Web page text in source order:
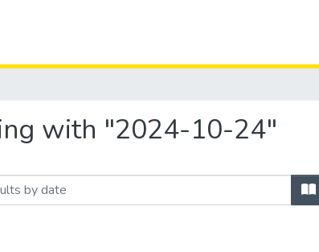
with "2024-10-24"